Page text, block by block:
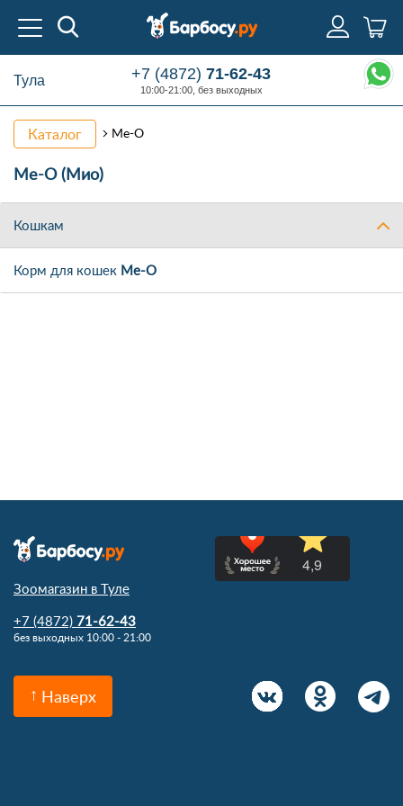
Тула +7 (4872)71-62-43
10:00-21:00, без выходных
Каталог Me-O
Me-O (Мио)
Кошкам
Корм для кошек Me-O
Зоомагазин в Туле
+7 (4872) 71-62-43
без выходных 10:00 - 21:00
Наверх